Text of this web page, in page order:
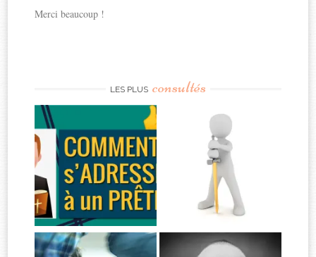
Merci beaucoup !
LES PLUS consultés